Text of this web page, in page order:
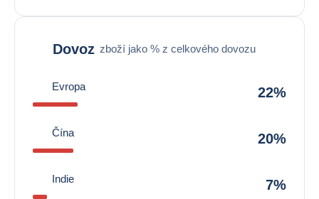
Dovoz zboží jako % z celkového dovozu
Evropa 22%
Čína 20%
Indie 7%